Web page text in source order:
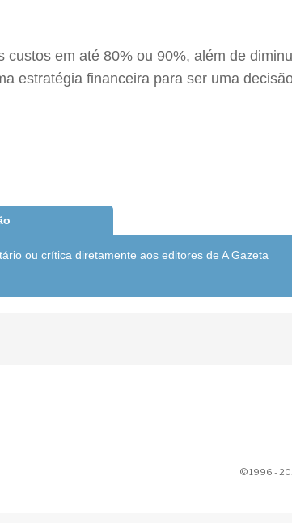
em até 80% ou 90%, além de
estratégia financeira para ser uma
ou crítica diretamente aos editores de A Gazeta
© 1996 -